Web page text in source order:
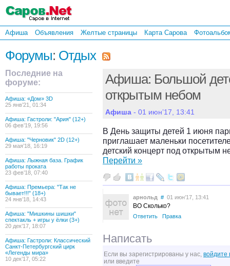
Афиша Объявления Желтые страницы Карта Сарова
Форумы: Отдых
Последние на
форуме:
Афиша: «Дом» 3D
25 янв’21, 01:34
Афиша: Гастроли: "Ария" (12+)
06 фев’19, 19:56
Афиша: "Черновик" 2D (12+)
29 мая’18, 16:19
Афиша: Лыжная база. График
работы проката
23 фев’18, 07:40
Афиша: Премьера: "Так не
бывает!!!" (18+)
24 янв’18, 14:43
Афиша: "Мишкины шишки"
спектакль + игры у ёлки (3+)
20 дек’17, 18:07
Афиша: Гастроли: Классический
Санкт-Петербургский цирк
«Легенды мира»
10 дек’17, 05:22
Афиша: Большой
открытым небом
Афиша - 01 июн’17, 13:41
В День защиты детей 1 июня
приглашает маленьки
детский концерт под открытым
Перейти »
арнольд # 01 июн’17, 13:41
ВО Сколько?
Ответить Правка
Написать
Если вы зарегистрированы у нас, войдите
или введите